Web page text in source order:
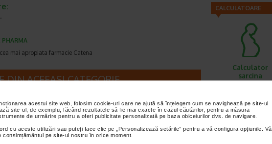
acestui site web, folosim cookie-uri care ne ajută să înțelegem cum se navighează pe site-ul
site-ul, de exemplu, făcând rezultatele să fie mai exacte în cazul căutărilor, pentru a măsura
de urmărire pentru a oferi publicitate personalizată pe baza obiceiurilor dvs. de navigare.
cu aceste utilizări sau puteți face clic pe „Personalizează setările” pentru a vă configura opțiunile. Vă
pe site-ul nostru în orice moment.
PHARMA
mai apropiata farmacie Catena
DIN ACEEASI CATEGORIE
-25% -22,63% Plătești 2, primești 3
CALCULATOARE
Calculator
sarcina